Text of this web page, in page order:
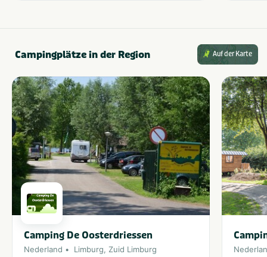
Campingplätze in der Region Auf der Karte
Camping De Oosterdriessen
Nederland Limburg, Zuid Limburg